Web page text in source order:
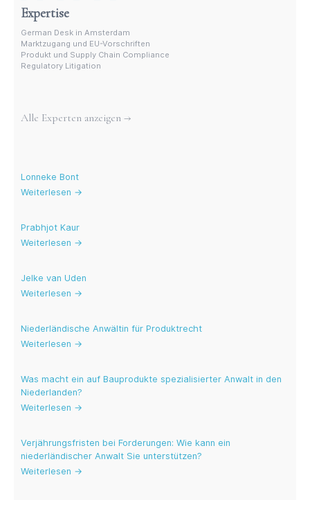
Expertise
German Desk in Amsterdam
Marktzugang und EU-Vorschriften
Produkt und Supply Chain Compliance
Regulatory Litigation
Weitere Experten
Alle Experten anzeigen →
Aktuelle Blogs
Lonneke Bont
Weiterlesen →
Prabhjot Kaur
Weiterlesen →
Jelke van Uden
Weiterlesen →
Niederländische Anwältin für Produktrecht
Weiterlesen →
Was macht ein auf Bauprodukte spezialisierter Anwalt in den
Niederlanden?
Weiterlesen →
Verjährungsfristen bei Forderungen: Wie kann ein
niederländischer Anwalt Sie unterstützen?
Weiterlesen →